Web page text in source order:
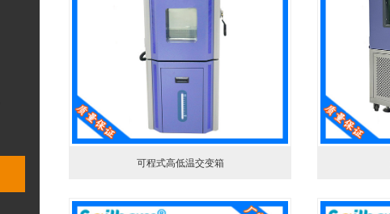
可程式高低温交变箱